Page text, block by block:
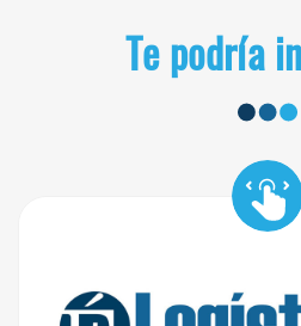
Te podría